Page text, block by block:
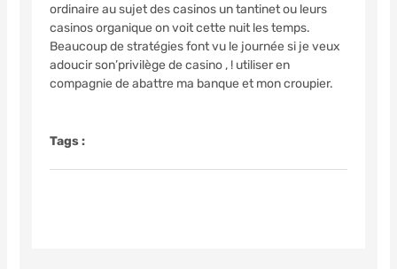
ordinaire au sujet des casinos un tantinet ou leurs
casinos organique on voit cette nuit les temps.
Beaucoup de stratégies font vu le journée si je veux
adoucir son’privilège de casino , ! utiliser en
compagnie de abattre ma banque et mon croupier.
Tags :